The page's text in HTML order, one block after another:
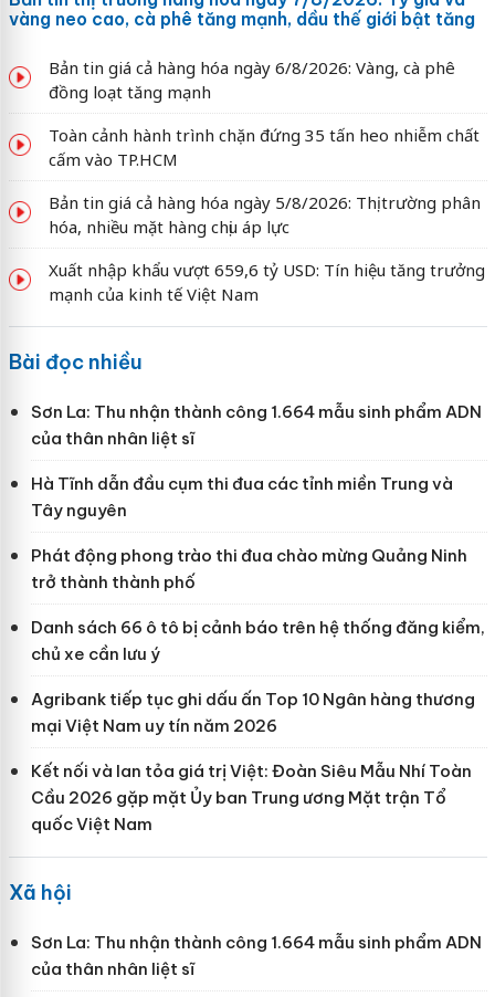
vàng neo cao, cà phê tăng mạnh, dầu thế giới bật tăng
Bản tin giá cả hàng hóa ngày 6/8/2026: Vàng, cà phê
đồng loạt tăng mạnh
Toàn cảnh hành trình chặn đứng 35 tấn heo nhiễm chất
cấm vào TP.HCM
Bản tin giá cả hàng hóa ngày 5/8/2026: Thị trường phân
hóa, nhiều mặt hàng chịu áp lực
Xuất nhập khẩu vượt 659,6 tỷ USD: Tín hiệu tăng trưởng
mạnh của kinh tế Việt Nam
Bài đọc nhiều
Sơn La: Thu nhận thành công 1.664 mẫu sinh phẩm ADN
của thân nhân liệt sĩ
Hà Tĩnh dẫn đầu cụm thi đua các tỉnh miền Trung và
Tây nguyên
Phát động phong trào thi đua chào mừng Quảng Ninh
trở thành thành phố
Danh sách 66 ô tô bị cảnh báo trên hệ thống đăng kiểm,
chủ xe cần lưu ý
Agribank tiếp tục ghi dấu ấn Top 10 Ngân hàng thương
mại Việt Nam uy tín năm 2026
Kết nối và lan tỏa giá trị Việt: Đoàn Siêu Mẫu Nhí Toàn
Cầu 2026 gặp mặt Ủy ban Trung ương Mặt trận Tổ
quốc Việt Nam
Xã hội
Sơn La: Thu nhận thành công 1.664 mẫu sinh phẩm ADN
của thân nhân liệt sĩ